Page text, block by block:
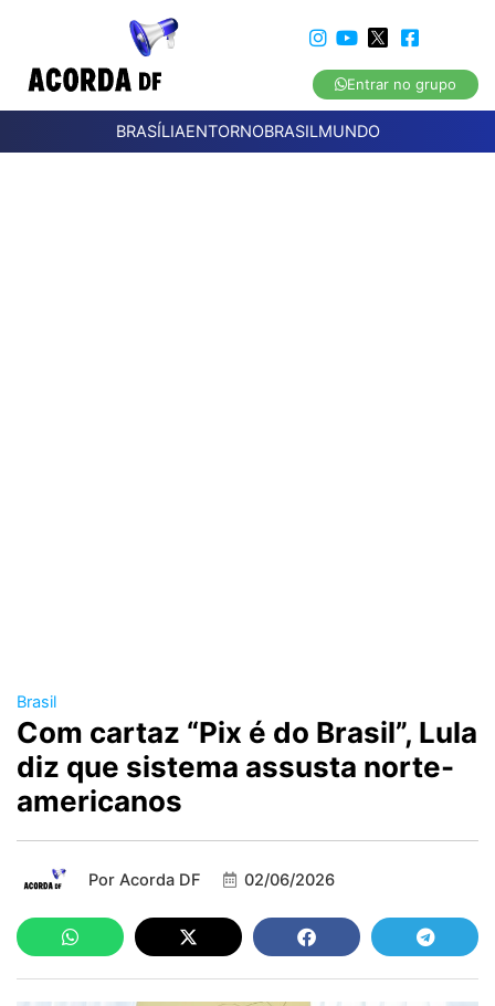
Entrar no grupo
BRASÍLIAENTORNOBRASILMUNDO
Brasil
Com cartaz “Pix é do Brasil”, Lula
diz que sistema assusta norte-
americanos
Por Acorda DF 02/06/2026